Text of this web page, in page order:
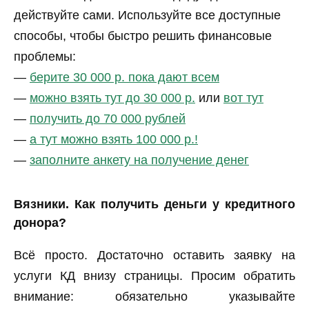
действуйте сами. Используйте все доступные
способы, чтобы быстро решить финансовые
проблемы:
— берите 30 000 р. пока дают всем
— можно взять тут до 30 000 р. или вот тут
— получить до 70 000 рублей
— а тут можно взять 100 000 р.!
— заполните анкету на получение денег
Вязники. Как получить деньги у кредитного
донора?
Всё просто. Достаточно оставить заявку на
услуги КД внизу страницы. Просим обратить
внимание: обязательно указывайте